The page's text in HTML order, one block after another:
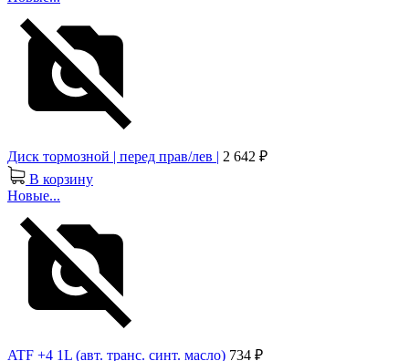
Диск тормозной | перед прав/лев | 2 642 ₽
В корзину
Новые...
ATF +4 1L (авт. транс. синт. масло) 734 ₽